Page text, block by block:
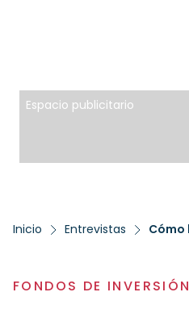
Espacio publicitario
Inicio Entrevistas
FONDOS DE INVERSIÓN